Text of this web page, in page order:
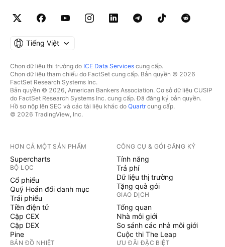
Tiếng Việt
Chọn dữ liệu thị trường do ICE Data Services cung cấp.
Chọn dữ liệu tham chiếu do FactSet cung cấp. Bản quyền © 2026
FactSet Research Systems Inc.
Bản quyền © 2026, American Bankers Association. Cơ sở dữ liệu CUSIP
do FactSet Research Systems Inc. cung cấp. Đã đăng ký bản quyền.
Hồ sơ nộp lên SEC và các tài liệu khác do Quartrcung cấp.
© 2026 TradingView, Inc.
HƠN CẢ MỘT SẢN PHẨM
Supercharts
BỘ LỌC
Cổ phiếu
Quỹ Hoán đổi danh mục
Trái phiếu
Tiền điện tử
Cặp CEX
Cặp DEX
Pine
BẢN ĐỒ NHIỆT
CÔNG CỤ & GÓI ĐĂNG KÝ
Tính năng
Trả phí
Dữ liệu thị trường
Tặng quà gói
GIAO DỊCH
Tổng quan
Nhà môi giới
So sánh các nhà môi giới
Cuộc thi The Leap
ƯU ĐÃI ĐẶC BIỆT